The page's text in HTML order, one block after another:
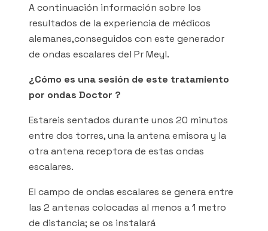
A continuación información sobre los
resultados de la experiencia de médicos
alemanes,conseguidos con este generador
de ondas escalares del Pr Meyl.
¿Cómo es una sesión de este tratamiento
por ondas Doctor ?
Estareis sentados durante unos 20 minutos
entre dos torres, una la antena emisora y la
otra antena receptora de estas ondas
escalares.
El campo de ondas escalares se genera entre
las 2 antenas colocadas al menos a 1 metro
de distancia; se os instalará